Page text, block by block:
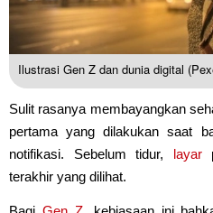
Ilustrasi Gen Z dan dunia digital
Sulit rasanya membayangkan
pertama yang dilakukan saat
notifikasi. Sebelum tidur, layar
terakhir yang dilihat.